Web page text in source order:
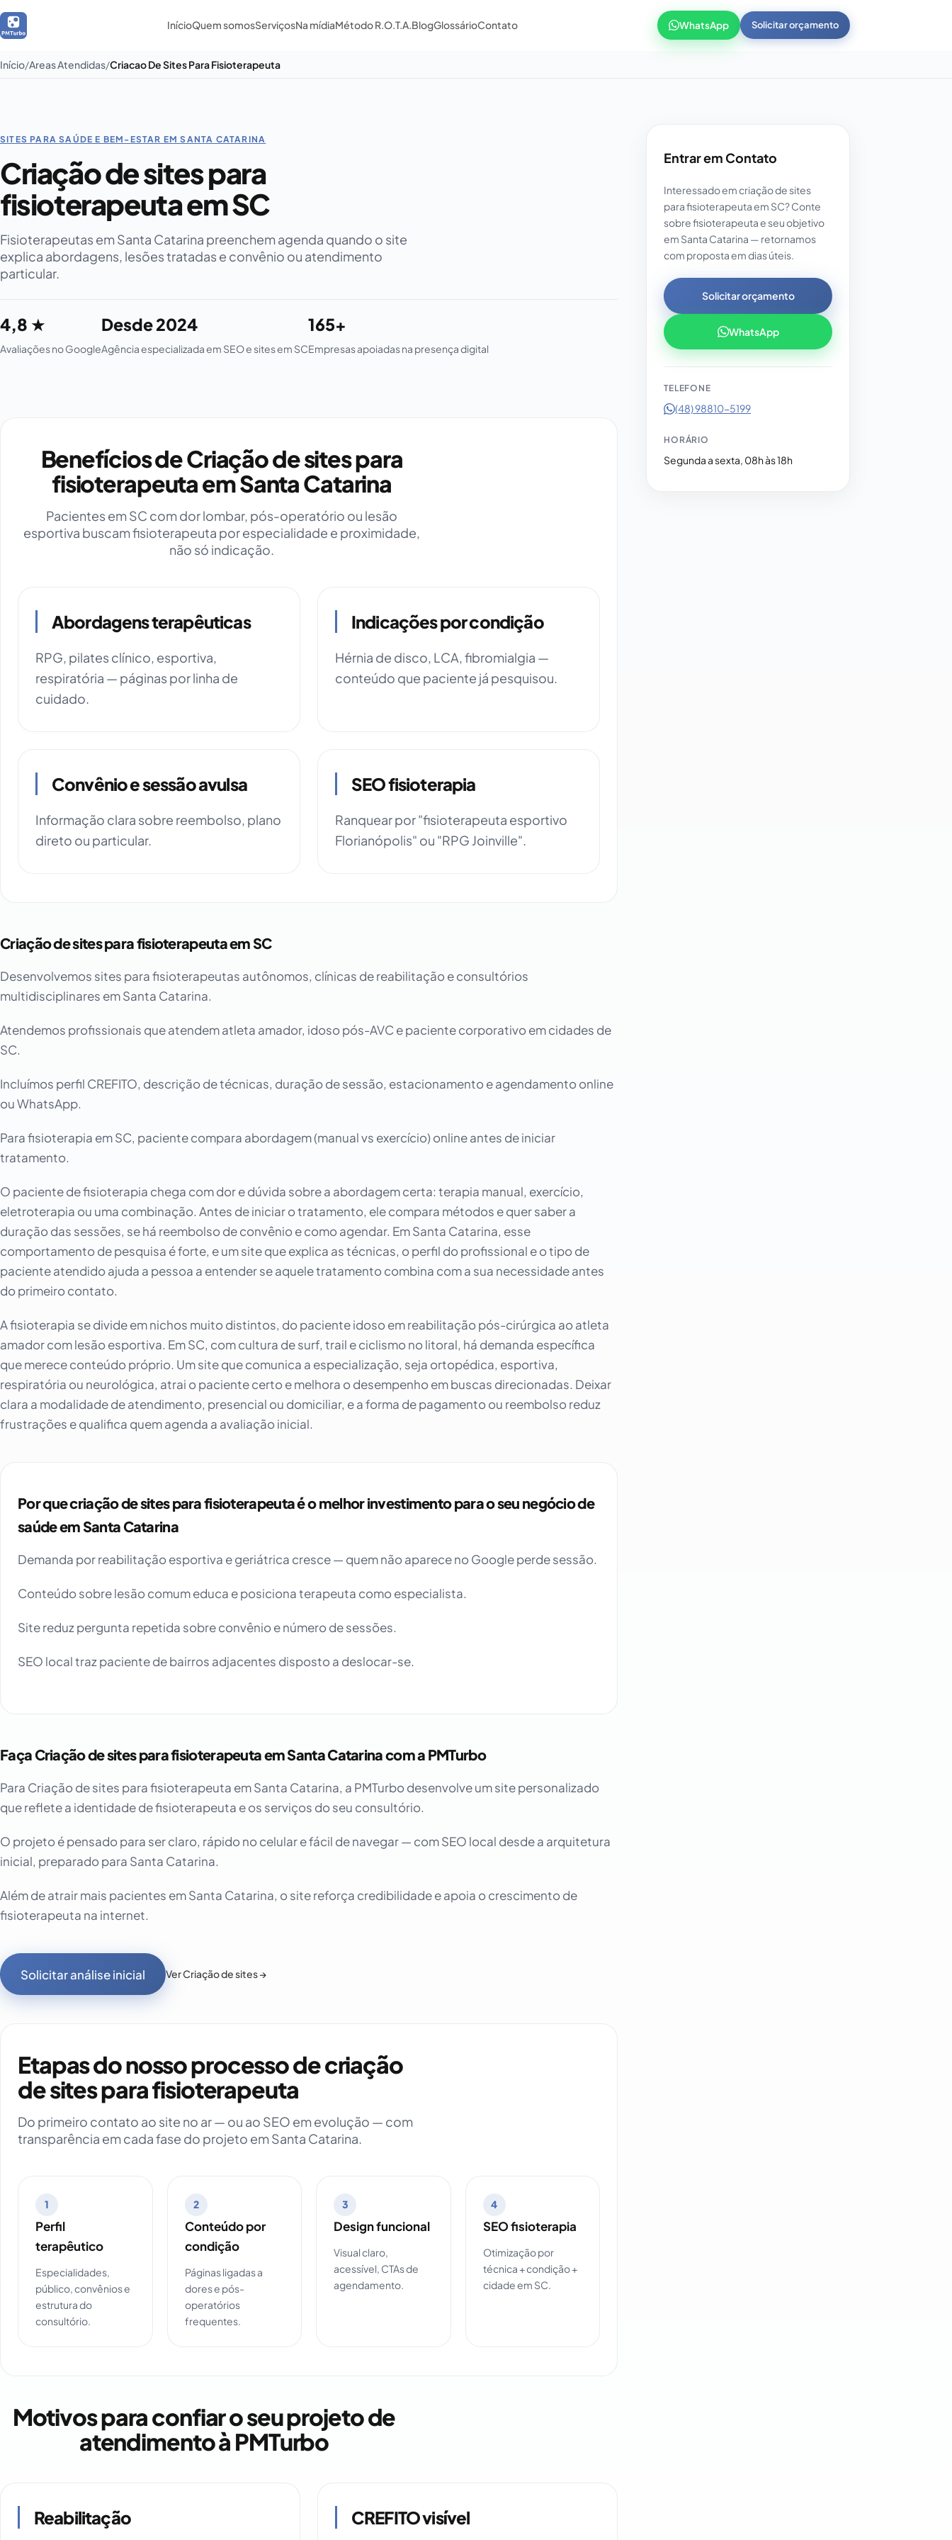
InícioQuem somosServiçosNa mídiaMétodo R.O.T.A.BlogGlossárioContato WhatsApp Solicitar orçamento
Início Areas Atendidas Criacao De Sites Para Fisioterapeuta
SITES PARA SAÚDE E BEM-ESTAR EM SANTA CATARINA
Criação de sites para
fisioterapeuta em SC
Fisioterapeutas em Santa Catarina preenchem agenda quando o site
explica abordagens, lesões tratadas e convênio ou atendimento
particular.
4,8 ★
Avaliações no Google
Desde 2024
Agência especializada em SEO e sites em SC
165+
Empresas apoiadas na presença digital
Benefícios de Criação de sites para
fisioterapeuta em Santa Catarina
Pacientes em SC com dor lombar, pós-operatório ou lesão
esportiva buscam fisioterapeuta por especialidade e proximidade,
não só indicação.
Abordagens terapêuticas
RPG, pilates clínico, esportiva,
respiratória — páginas por linha de
cuidado.
Indicações por condição
Hérnia de disco, LCA, fibromialgia —
conteúdo que paciente já pesquisou.
Convênio e sessão avulsa
Informação clara sobre reembolso, plano
direto ou particular.
SEO fisioterapia
Ranquear por "fisioterapeuta esportivo
Florianópolis" ou "RPG Joinville".
Criação de sites para fisioterapeuta em SC
Desenvolvemos sites para fisioterapeutas autônomos, clínicas de reabilitação e consultórios
multidisciplinares em Santa Catarina.
Atendemos profissionais que atendem atleta amador, idoso pós-AVC e paciente corporativo em cidades de
SC.
Incluímos perfil CREFITO, descrição de técnicas, duração de sessão, estacionamento e agendamento online
ou WhatsApp.
Para fisioterapia em SC, paciente compara abordagem (manual vs exercício) online antes de iniciar
tratamento.
O paciente de fisioterapia chega com dor e dúvida sobre a abordagem certa: terapia manual, exercício,
eletroterapia ou uma combinação. Antes de iniciar o tratamento, ele compara métodos e quer saber a
duração das sessões, se há reembolso de convênio e como agendar. Em Santa Catarina, esse
comportamento de pesquisa é forte, e um site que explica as técnicas, o perfil do profissional e o tipo de
paciente atendido ajuda a pessoa a entender se aquele tratamento combina com a sua necessidade antes
do primeiro contato.
A fisioterapia se divide em nichos muito distintos, do paciente idoso em reabilitação pós-cirúrgica ao atleta
amador com lesão esportiva. Em SC, com cultura de surf, trail e ciclismo no litoral, há demanda específica
que merece conteúdo próprio. Um site que comunica a especialização, seja ortopédica, esportiva,
respiratória ou neurológica, atrai o paciente certo e melhora o desempenho em buscas direcionadas. Deixar
clara a modalidade de atendimento, presencial ou domiciliar, e a forma de pagamento ou reembolso reduz
frustrações e qualifica quem agenda a avaliação inicial.
Por que criação de sites para fisioterapeuta é o melhor investimento para o seu negócio de
saúde em Santa Catarina
Demanda por reabilitação esportiva e geriátrica cresce — quem não aparece no Google perde sessão.
Conteúdo sobre lesão comum educa e posiciona terapeuta como especialista.
Site reduz pergunta repetida sobre convênio e número de sessões.
SEO local traz paciente de bairros adjacentes disposto a deslocar-se.
Faça Criação de sites para fisioterapeuta em Santa Catarina com a PMTurbo
Para Criação de sites para fisioterapeuta em Santa Catarina, a PMTurbo desenvolve um site personalizado
que reflete a identidade de fisioterapeuta e os serviços do seu consultório.
O projeto é pensado para ser claro, rápido no celular e fácil de navegar — com SEO local desde a arquitetura
inicial, preparado para Santa Catarina.
Além de atrair mais pacientes em Santa Catarina, o site reforça credibilidade e apoia o crescimento de
fisioterapeuta na internet.
Solicitar análise inicial Ver Criação de sites →
Etapas do nosso processo de criação
de sites para fisioterapeuta
Do primeiro contato ao site no ar — ou ao SEO em evolução — com
transparência em cada fase do projeto em Santa Catarina.
1
Perfil
terapêutico
Especialidades,
público, convênios e
estrutura do
consultório.
2
Conteúdo por
condição
Páginas ligadas a
dores e pós-
operatórios
frequentes.
3
Design funcional
Visual claro,
acessível, CTAs de
agendamento.
4
SEO fisioterapia
Otimização por
técnica + condição +
cidade em SC.
Motivos para confiar o seu projeto de
atendimento à PMTurbo
Reabilitação CREFITO visível
Entrar em Contato
Interessado em criação de sites
para fisioterapeuta em SC? Conte
sobre fisioterapeuta e seu objetivo
em Santa Catarina — retornamos
com proposta em dias úteis.
Solicitar orçamento
WhatsApp
TELEFONE
(48) 98810-5199
HORÁRIO
Segunda a sexta, 08h às 18h